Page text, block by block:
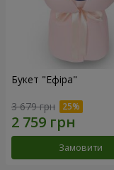
Букет "Ефіра"
3 679 грн
Замовити